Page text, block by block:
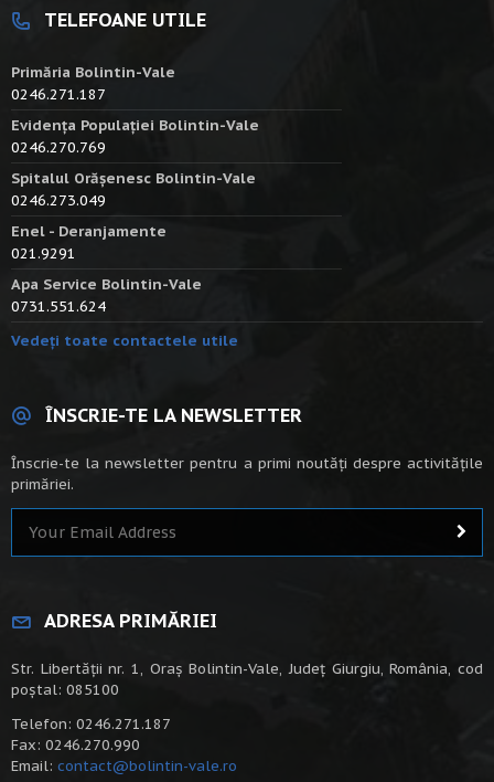
TELEFOANE UTILE
Primăria Bolintin-Vale
0246.271.187
Evidența Populației Bolintin-Vale
0246.270.769
Spitalul Orășenesc Bolintin-Vale
0246.273.049
Enel - Deranjamente
021.9291
Apa Service Bolintin-Vale
0731.551.624
Vedeți toate contactele utile
ÎNSCRIE-TE LA NEWSLETTER
Înscrie-te la newsletter pentru a primi noutăți despre activitățile
primăriei.
ADRESA PRIMĂRIEI
Str. Libertății nr. 1, Oraș Bolintin-Vale, Județ Giurgiu, România, cod
poștal: 085100
Telefon: 0246.271.187
Fax: 0246.270.990
Email: contact@bolintin-vale.ro